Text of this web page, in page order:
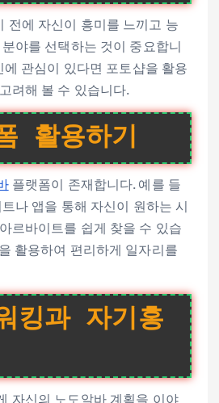
전에 자신이 흥미를 느끼고 능
야를 선택하는 것이 중요합니
관심이 있다면 포토샵을 활용
려해 볼 수 있습니다.
활용하기
플랫폼이 존재합니다. 예를 들
나 앱을 통해 자신이 원하는 시
르바이트를 쉽게 찾을 수 있습
활용하여 편리하게 일자리를
킹과 자기홍
자신의 노도알바 계획을 이야